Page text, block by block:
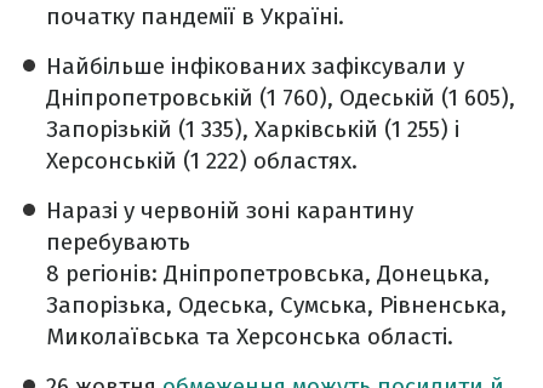
початку пандемії в Україні.
Найбільше інфікованих зафіксували у
Дніпропетровській (1 760), Одеській (1 605),
Запорізькій (1 335), Харківській (1 255) і
Херсонській (1 222) областях.
Наразі у червоній зоні карантину
перебувають
8 регіонів: Дніпропетровська, Донецька,
Запорізька, Одеська, Сумська, Рівненська,
Миколаївська та Херсонська області.